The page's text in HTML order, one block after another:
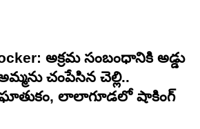
అక్రమ సంబంధానికి అడ్డు
చంపేసిన చెల్లి..
ఘాతుకం, లాలాగూడలో షాకింగ్